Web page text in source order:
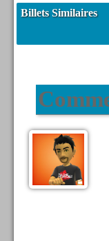
Billets Similaires